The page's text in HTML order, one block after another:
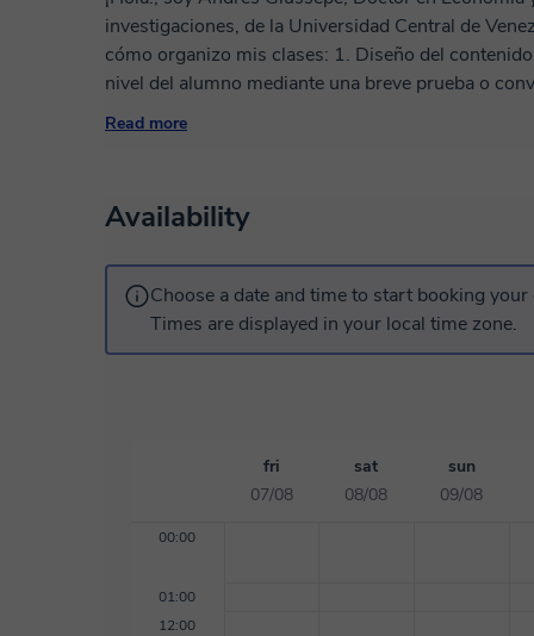
investigaciones, de la Universidad Central de
cómo organizo mis clases: 1. Diseño del contenido Diagnóstico inicial: Evalúo las necesidades y
nivel del alumno mediante una breve prueba o
contenido en bloques temáticos claros y
actual. Se hacen preguntas para activar conocimientos previos.
actividades dinámicas como resolución de problemas,
min): Resumen de lo aprendido, retroalimentación
Estrategias pedagógicas - Clases personalizadas: Adaptamos el ritmo y los temas según el
con el contenido. - Refuerzo práctico: Utilizamos
Classgap son únicamente online en nuestra aula
comunicación frecuente con el alumno a través
cada clase. - Evaluación final: Concluye cada
personalizado.
Read more
Availability
Choose a date and time to start booking your
Times are displayed in your local time zone.
fri
07/08
sat
08/08
sun
09/08
00:00
01:00
12:00